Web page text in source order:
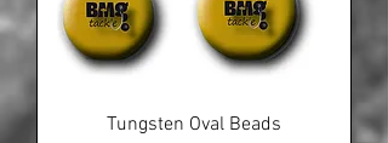
Tungsten Oval Beads